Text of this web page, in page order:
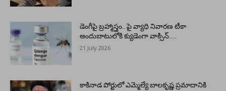
డెంగీపై బ్రహ్మాస్త్రం.. పై వ్యాధి నివారణ టీకా
అందుబాటులోకి క్యుడెంగా వాక్సిన్…..
21 July 2026
కాకినాడ పోర్టులో ఎమ్మెల్యే బాలకృష్ణ ప్రమాదానికి